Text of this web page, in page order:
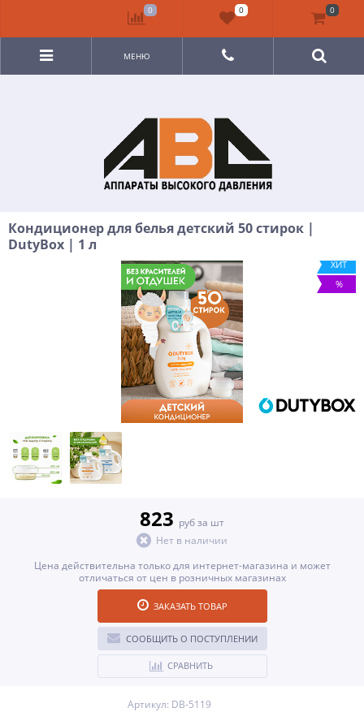
МЕНЮ
Кондиционер для белья детский 50 стирок |
DutyBox | 1 л
ХИТ
%
823 руб за шт
Нет в наличии
Цена действительна только для интернет-магазина и может
отличаться от цен в розничных магазинах
ЗАКАЗАТЬ ТОВАР
СООБЩИТЬ О ПОСТУПЛЕНИИ
СРАВНИТЬ
Артикул: DB-5119
0 0 0